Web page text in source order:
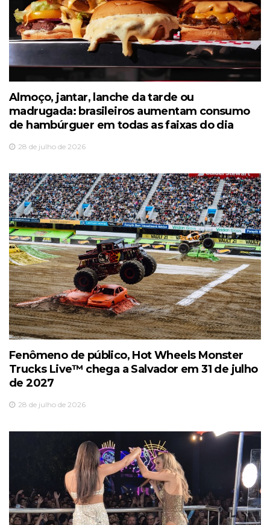
Almoço, jantar, lanche da tarde ou
madrugada: brasileiros aumentam consumo
de hambúrguer em todas as faixas do dia
28 de julho de 2026
Fenômeno de público, Hot Wheels Monster
Trucks Live™️ chega a Salvador em 31 de julho
de 2027
28 de julho de 2026